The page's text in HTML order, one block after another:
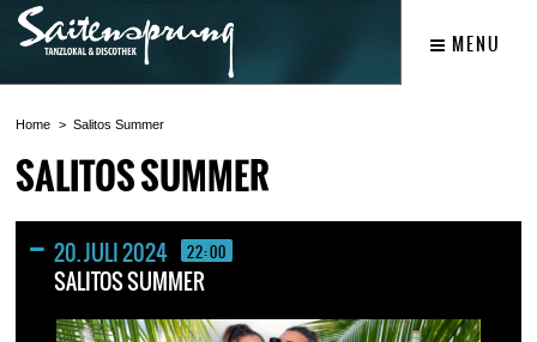
MENU
Home Salitos Summer
SALITOS SUMMER
20. JULI 2024 22:00
SALITOS SUMMER